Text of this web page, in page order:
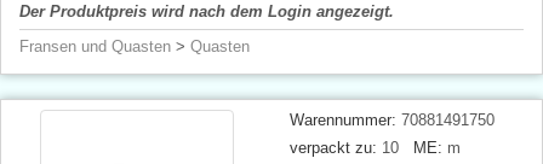
Der Produktpreis wird nach dem Login angezeigt.
Fransen und Quasten > Quasten
Warennummer: 70881491750
verpackt zu: 10 ME: m